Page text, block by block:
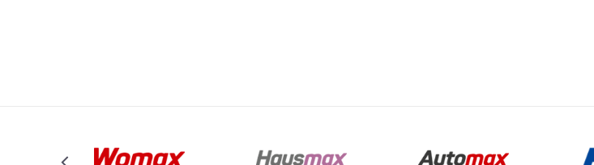
NAPON
Anti-spam zaštita - izračunajte koliko je 4 + 1 :